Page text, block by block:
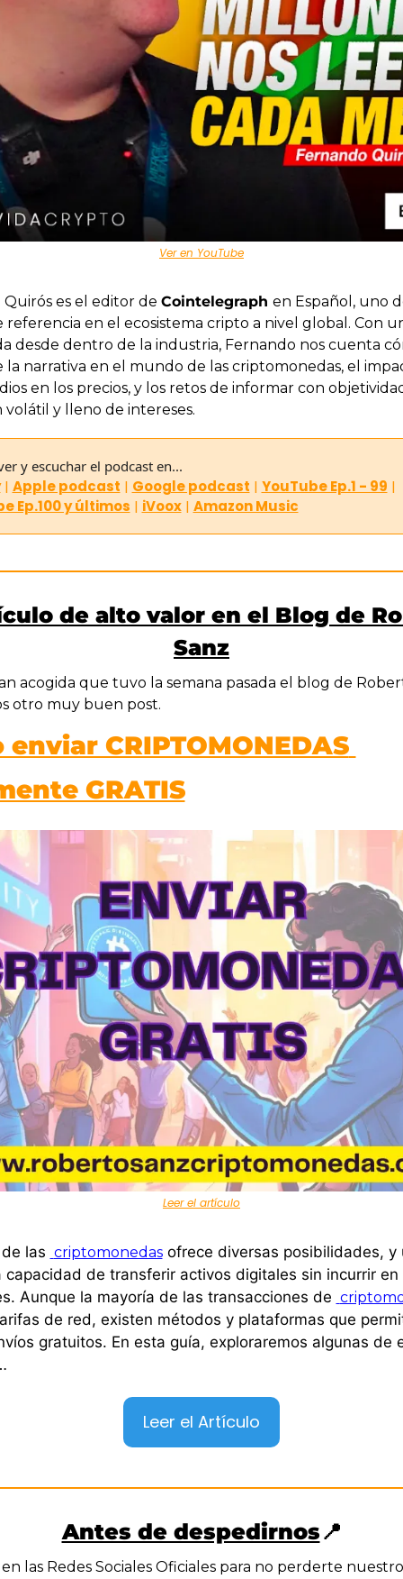
Ver en YouTube
es el editor de Cointelegraph en Español, uno
referencia en el ecosistema cripto a nivel global. Con
desde dentro de la industria, Fernando nos cuenta
la narrativa en el mundo de las criptomonedas, el
en los precios, y los retos de informar con
volátil y lleno de intereses.
y escuchar el podcast en...
| Apple podcast | Google podcast | YouTube Ep.1 - 99 |
Ep.100 y últimos | iVoox | Amazon Music
de alto valor en el Blog de
Sanz
acogida que tuvo la semana pasada el blog de
otro muy buen post.
enviar CRIPTOMONEDAS
GRATIS
Leer el artículo
las criptomonedas ofrece diversas posibilidades, y
capacidad de transferir activos digitales sin incurrir en
Aunque la mayoría de las transacciones de
de red, existen métodos y plataformas que
gratuitos. En esta guía, exploraremos algunas de
Leer el Artículo
Antes de despedirnos📍
las Redes Sociales Oficiales para no perderte